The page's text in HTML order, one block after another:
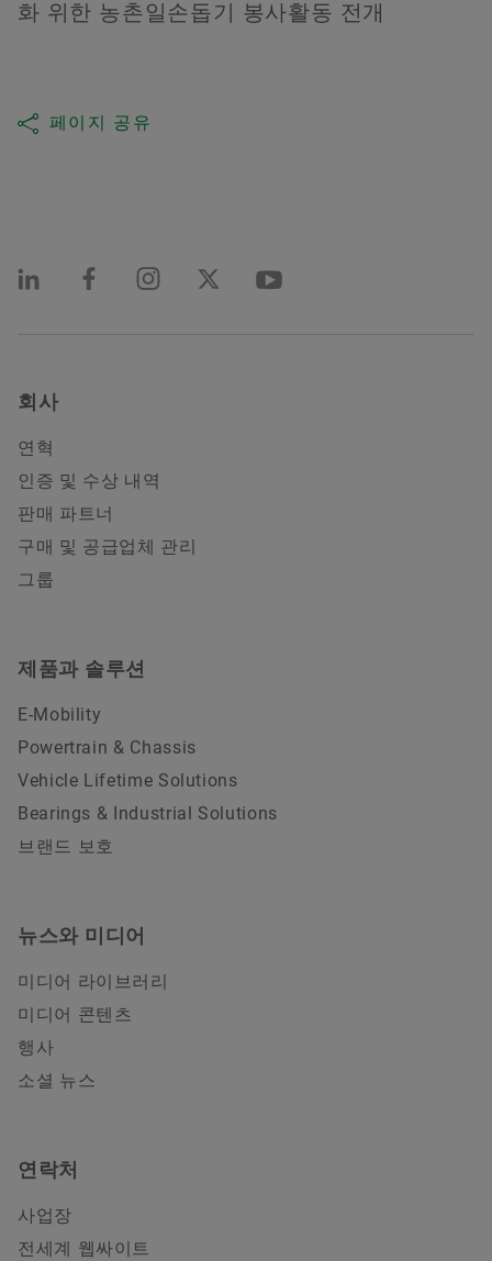
화 위한 농촌일손돕기 봉사활동 전개
페이지 공유
회사
연혁
인증 및 수상 내역
판매 파트너
구매 및 공급업체 관리
그룹
제품과 솔루션
E-Mobility
Powertrain & Chassis
Vehicle Lifetime Solutions
Bearings & Industrial Solutions
브랜드 보호
뉴스와 미디어
미디어 라이브러리
미디어 콘텐츠
행사
소셜 뉴스
연락처
사업장
전세계 웹싸이트